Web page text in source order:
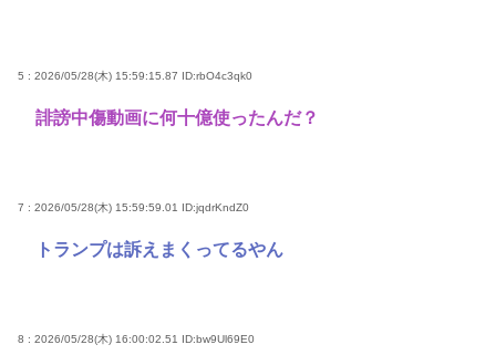
5 : 2026/05/28(木) 15:59:15.87 ID:rbO4c3qk0
誹謗中傷動画に何十億使ったんだ？
7 : 2026/05/28(木) 15:59:59.01 ID:jqdrKndZ0
トランプは訴えまくってるやん
8 : 2026/05/28(木) 16:00:02.51 ID:bw9Ul69E0